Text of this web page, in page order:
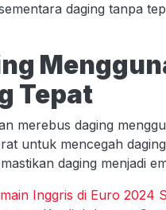
daging tanpa
Tepat
merebus daging
untuk mencegah
daging menjadi
Inggris di Euro 2024